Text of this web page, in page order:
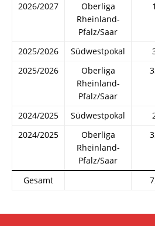
2026/2027
Oberliga
Rheinland-
Pfalz/Saar
1
2025/2026 Südwestpokal
2025/2026
Oberliga
Rheinland-
Pfalz/Saar
2024/2025 Südwestpokal
2024/2025
Oberliga
Rheinland-
Pfalz/Saar
Gesamt